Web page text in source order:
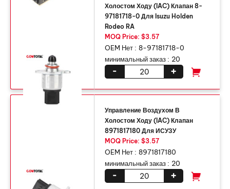
Холостом Ходу (IAC) Клапан 8-
97181718-0 Для Isuzu Holden
Rodeo RA
MOQ Price: $3.57
OEM Нет : 8-97181718-0
минимальный заказ : 20
+
-
Управление Воздухом В
Холостом Ходу (IAC) Клапан
8971817180 Для ИСУЗУ
MOQ Price: $3.57
OEM Нет : 8971817180
минимальный заказ : 20
+
-